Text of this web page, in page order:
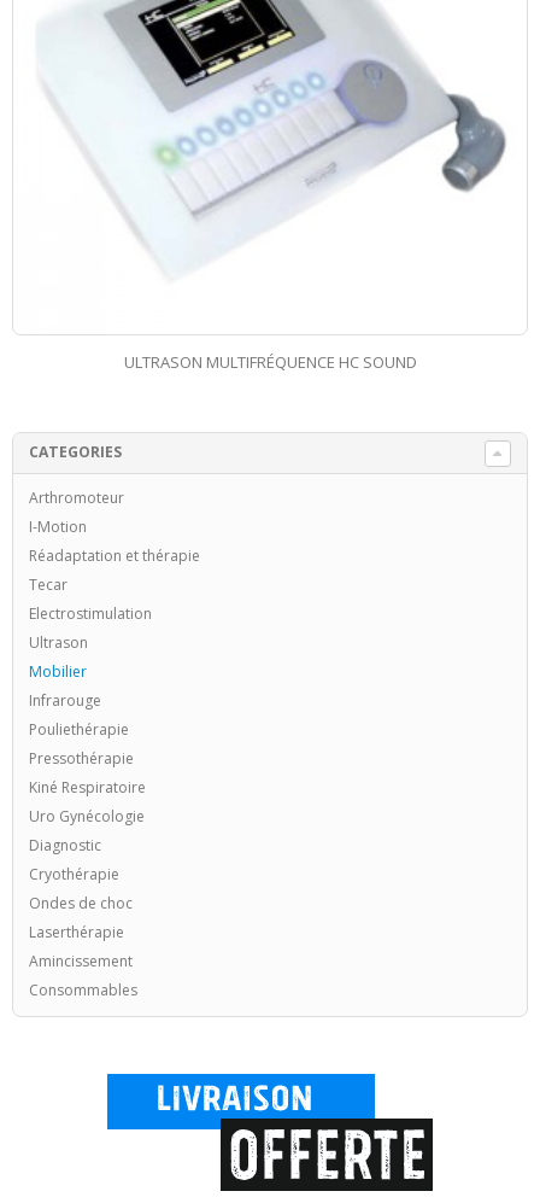
ULTRASON MULTIFRÉQUENCE HC SOUND
CATEGORIES
Arthromoteur
I-Motion
Réadaptation et thérapie
Tecar
Electrostimulation
Ultrason
Mobilier
Infrarouge
Pouliethérapie
Pressothérapie
Kiné Respiratoire
Uro Gynécologie
Diagnostic
Cryothérapie
Ondes de choc
Laserthérapie
Amincissement
Consommables